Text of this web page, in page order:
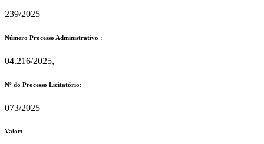
239/2025
Número Processo Administrativo :
04.216/2025,
Nº do Processo Licitatório:
073/2025
Valor: